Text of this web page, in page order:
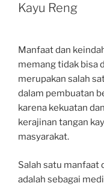
Kayu Reng
Manfaat dan
memang tidak bisa
merupakan salah
dalam pembuatan
karena kekuatan
kerajinan tangan
masyarakat.
Salah satu manfaat
adalah sebagai